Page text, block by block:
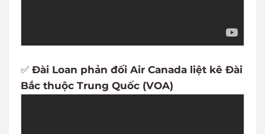
✅ Đài Loan phản đối Air Canada liệt kê Đài
Bắc thuộc Trung Quốc (VOA)